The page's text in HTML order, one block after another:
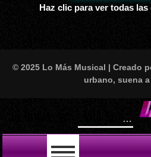
Haz clic para ver todas
© 2025 Lo Más Musical | Creado
urbano, suena
LO ÚLTIMO Will Smith se tira un temazo con India Ma